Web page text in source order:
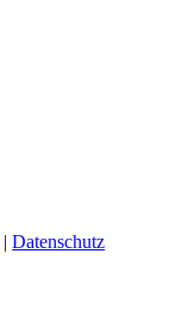
|Datenschutz